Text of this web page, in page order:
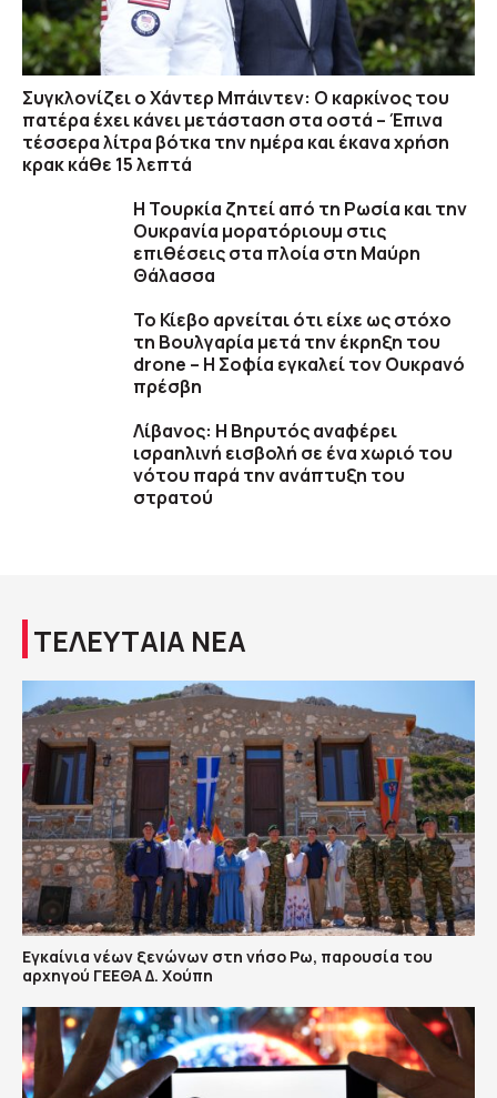
Συγκλονίζει ο Χάντερ Μπάιντεν: Ο καρκίνος του
πατέρα έχει κάνει μετάσταση στα οστά – Έπινα
τέσσερα λίτρα βότκα την ημέρα και έκανα χρήση
κρακ κάθε 15 λεπτά
Η Τουρκία ζητεί από τη Ρωσία και την
Ουκρανία μορατόριουμ στις
επιθέσεις στα πλοία στη Μαύρη
Θάλασσα
Το Κίεβο αρνείται ότι είχε ως στόχο
τη Βουλγαρία μετά την έκρηξη του
drone – Η Σοφία εγκαλεί τον Ουκρανό
πρέσβη
Λίβανος: Η Βηρυτός αναφέρει
ισραηλινή εισβολή σε ένα χωριό του
νότου παρά την ανάπτυξη του
στρατού
ΤΕΛΕΥΤΑΙΑ ΝΕΑ
Εγκαίνια νέων ξενώνων στη νήσο Ρω, παρουσία του
αρχηγού ΓΕΕΘΑ Δ. Χούπη